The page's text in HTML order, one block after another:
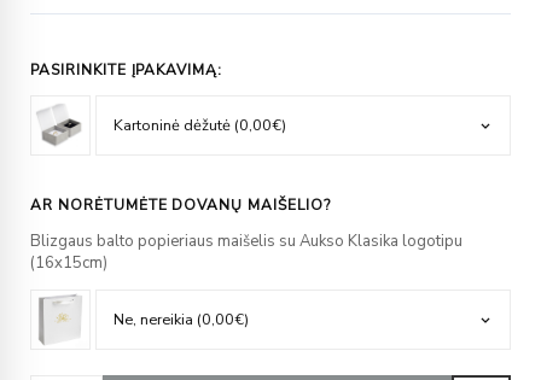
PASIRINKITE ĮPAKAVIMĄ:
AR NORĖTUMĖTE DOVANŲ MAIŠELIO?
Blizgaus balto popieriaus maišelis su Aukso Klasika logotipu
(16x15cm)